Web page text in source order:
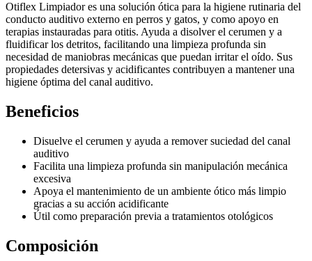
Otiflex Limpiador es una solución ótica para la higiene rutinaria del
conducto auditivo externo en perros y gatos, y como apoyo en
terapias instauradas para otitis. Ayuda a disolver el cerumen y a
fluidificar los detritos, facilitando una limpieza profunda sin
necesidad de maniobras mecánicas que puedan irritar el oído. Sus
propiedades detersivas y acidificantes contribuyen a mantener una
higiene óptima del canal auditivo.
Beneficios
Disuelve el cerumen y ayuda a remover suciedad del canal
auditivo
Facilita una limpieza profunda sin manipulación mecánica
excesiva
Apoya el mantenimiento de un ambiente ótico más limpio
gracias a su acción acidificante
Útil como preparación previa a tratamientos otológicos
Composición